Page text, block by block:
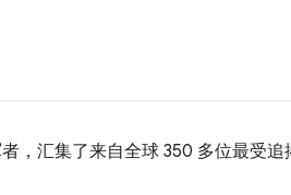
，汇集了来自全球 350 多位最受追